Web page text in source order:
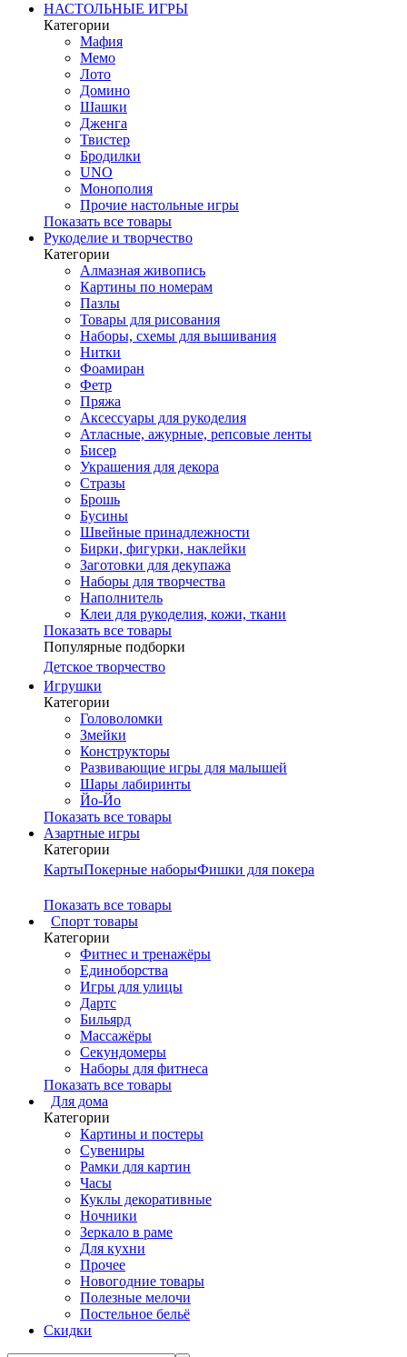
НАСТОЛЬНЫЕ ИГРЫ
Категории
Мафия
Мемо
Лото
Домино
Шашки
Дженга
Твистер
Бродилки
UNO
Монополия
Прочие настольные игры
Показать все товары
Рукоделие и творчество
Категории
Алмазная живопись
Картины по номерам
Пазлы
Товары для рисования
Наборы, схемы для вышивания
Нитки
Фоамиран
Фетр
Пряжа
Аксессуары для рукоделия
Атласные, ажурные, репсовые ленты
Бисер
Украшения для декора
Стразы
Брошь
Бусины
Швейные принадлежности
Бирки, фигурки, наклейки
Заготовки для декупажа
Наборы для творчества
Наполнитель
Клеи для рукоделия, кожи, ткани
Показать все товары
Популярные подборки
Детское творчество
Игрушки
Категории
Головоломки
Змейки
Конструкторы
Развивающие игры для малышей
Шары лабиринты
Йо-Йо
Показать все товары
Азартные игры
Категории
КартыПокерные наборыФишки для покера
Показать все товары
Cпорт товары
Категории
Фитнес и тренажёры
Единоборства
Игры для улицы
Дартс
Бильярд
Массажёры
Секундомеры
Наборы для фитнеса
Показать все товары
Для дома
Категории
Картины и постеры
Сувениры
Рамки для картин
Часы
Куклы декоративные
Ночники
Зеркало в раме
Для кухни
Прочее
Новогодние товары
Полезные мелочи
Постельное бельё
Скидки